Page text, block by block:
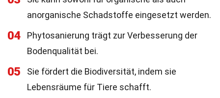
anorganische Schadstoffe eingesetzt werden.
04
Phytosanierung trägt zur Verbesserung der
Bodenqualität bei.
05
Sie fördert die Biodiversität, indem sie
Lebensräume für Tiere schafft.